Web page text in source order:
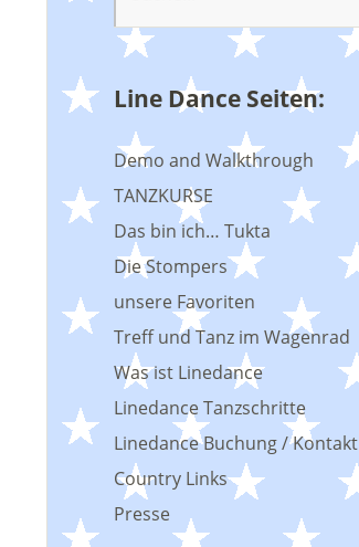
Line Dance Seiten:
Demo and Walkthrough
TANZKURSE
Das bin ich… Tukta
Die Stompers
unsere Favoriten
Treff und Tanz im Wagenrad
Was ist Linedance
Linedance Tanzschritte
Linedance Buchung / Kontakt
Country Links
Presse